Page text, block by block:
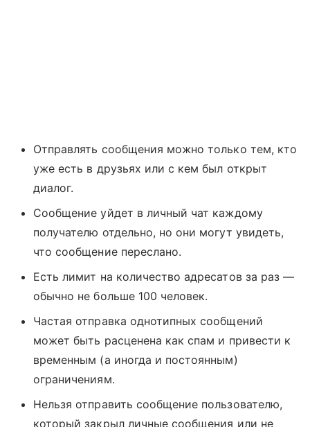
Отправлять сообщения можно только тем, кто
уже есть в друзьях или с кем был открыт
диалог.
Сообщение уйдет в личный чат каждому
получателю отдельно, но они могут увидеть,
что сообщение переслано.
Есть лимит на количество адресатов за раз —
обычно не больше 100 человек.
Частая отправка однотипных сообщений
может быть расценена как спам и привести к
временным (а иногда и постоянным)
ограничениям.
Нельзя отправить сообщение пользователю,
который закрыл личные сообщения или не